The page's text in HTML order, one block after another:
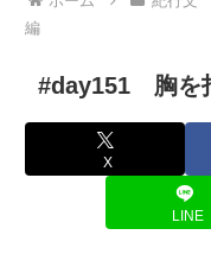
編
#day151 胸を
X
LINE